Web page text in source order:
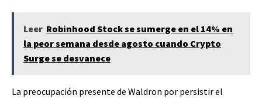
Leer Robinhood Stock se sumerge en el 14% en
la peor semana desde agosto cuando Crypto
Surge se desvanece
La preocupación presente de Waldron por persistir el